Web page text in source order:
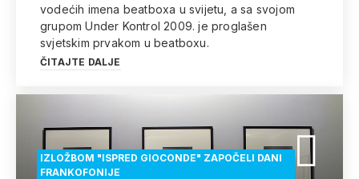
vodećih imena beatboxa u svijetu, a sa svojom
grupom Under Kontrol 2009. je proglašen
svjetskim prvakom u beatboxu.
ČITAJTE DALJE
IZLOŽBOM "ISPRED GIOCONDE" ZAPOČELI DANI
FRANKOFONIJE